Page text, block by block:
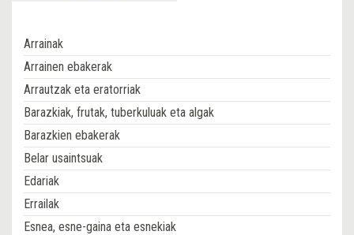
Arrainak
Arrainen ebakerak
Arrautzak eta eratorriak
Barazkiak, frutak, tuberkuluak eta algak
Barazkien ebakerak
Belar usaintsuak
Edariak
Errailak
Esnea, esne-gaina eta esnekiak